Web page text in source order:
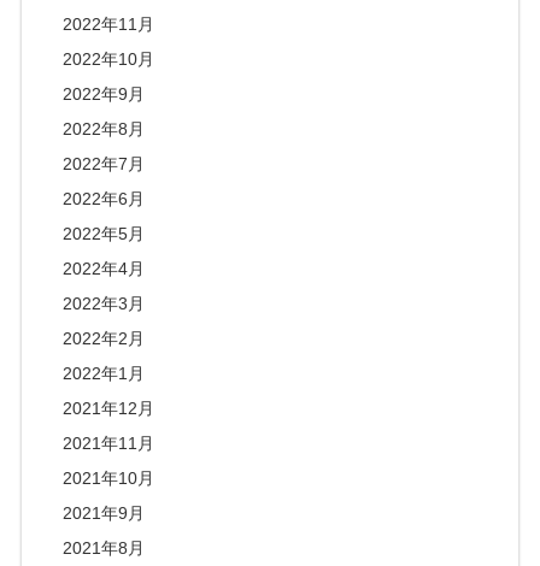
2022年11月
2022年10月
2022年9月
2022年8月
2022年7月
2022年6月
2022年5月
2022年4月
2022年3月
2022年2月
2022年1月
2021年12月
2021年11月
2021年10月
2021年9月
2021年8月